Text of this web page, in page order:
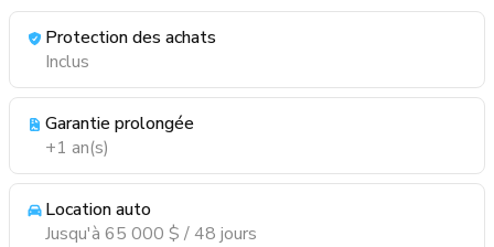
Protection des achats
Inclus
Garantie prolongée
+1 an(s)
Location auto
Jusqu'à 65 000 $ / 48 jours